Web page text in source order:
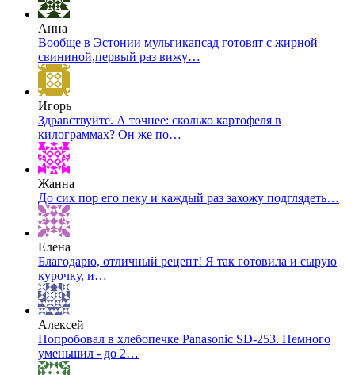
Анна
Вообще в Эстонии мульгикапсад готовят с жирной
свининой,первый раз вижу…
Игорь
Здравствуйте. А точнее: сколько картофеля в
килограммах? Он же по…
Жанна
До сих пор его пеку и каждый раз захожу подглядеть…
Елена
Благодарю, отличный рецепт! Я так готовила и сырую
курочку, и…
Алексей
Попробовал в хлебопечке Panasonic SD-253. Немного
уменьшил - до 2…